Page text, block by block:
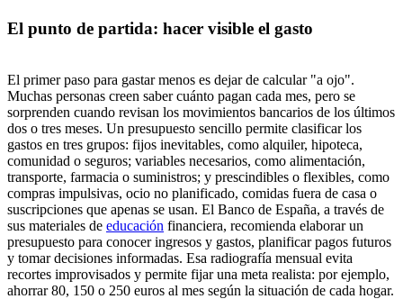
El punto de partida: hacer visible el gasto
El primer paso para gastar menos es dejar de calcular "a ojo".
Muchas personas creen saber cuánto pagan cada mes, pero se
sorprenden cuando revisan los movimientos bancarios de los últimos
dos o tres meses. Un presupuesto sencillo permite clasificar los
gastos en tres grupos: fijos inevitables, como alquiler, hipoteca,
comunidad o seguros; variables necesarios, como alimentación,
transporte, farmacia o suministros; y prescindibles o flexibles, como
compras impulsivas, ocio no planificado, comidas fuera de casa o
suscripciones que apenas se usan. El Banco de España, a través de
sus materiales de educación financiera, recomienda elaborar un
presupuesto para conocer ingresos y gastos, planificar pagos futuros
y tomar decisiones informadas. Esa radiografía mensual evita
recortes improvisados y permite fijar una meta realista: por ejemplo,
ahorrar 80, 150 o 250 euros al mes según la situación de cada hogar.